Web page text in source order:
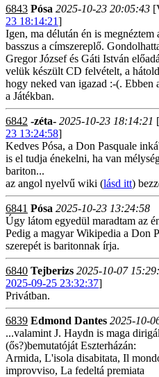
6843 Pósa 2025-10-23 20:05:43
23 18:14:21]
Igen, ma délután én is
basszus a címszereplő.
Gregor József és Gáti István
velük készült CD felvételt, a
hogy neked van igazad :-(. Ebben
a Játékban.
6842 -zéta- 2025-10-23 18:14:21
23 13:24:58]
Kedves Pósa, a Don Pasquale
is el tudja énekelni, ha van
bariton...
az angol nyelvű wiki (lásd itt)
6841 Pósa 2025-10-23 13:24:58
Úgy látom egyedül maradtam az
Pedig a magyar Wikipedia a Don
szerepét is baritonnak írja.
6840 Tejberizs 2025-10-07
2025-09-25 23:32:37]
Privátban.
6839 Edmond Dantes 2025-10-
...valamint J. Haydn is maga
(ős?)bemutatóját Eszterházán:
Armida, L'isola disabitata, Il
improvviso, La fedeltá premiata